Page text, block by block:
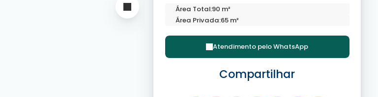
Área Total:90 m²
Área Privada:65 m²
Atendimento peloWhatsApp
Compartilhar